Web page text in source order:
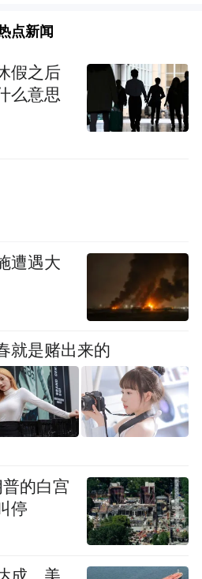
点新闻
假之后
么意思
遭遇大
就是赌出来的
的白宫
停